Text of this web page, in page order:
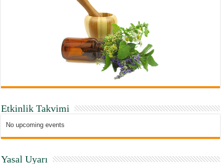
Etkinlik Takvimi
No upcoming events
Yasal Uyarı